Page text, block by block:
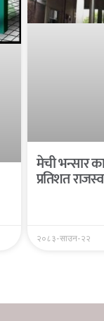
मेची भन्सार
प्रतिशत
२०८३-साउन-२२